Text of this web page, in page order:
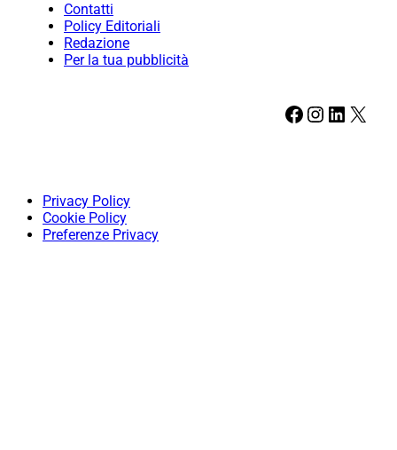
Contatti
Policy Editoriali
Redazione
Per la tua pubblicità
Facebook Instagram LinkedIn X
Privacy Policy
Cookie Policy
Preferenze Privacy